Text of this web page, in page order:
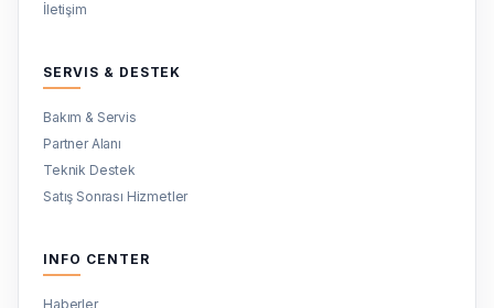
İletişim
SERVIS & DESTEK
Bakım & Servis
Partner Alanı
Teknik Destek
Satış Sonrası Hizmetler
INFO CENTER
Haberler